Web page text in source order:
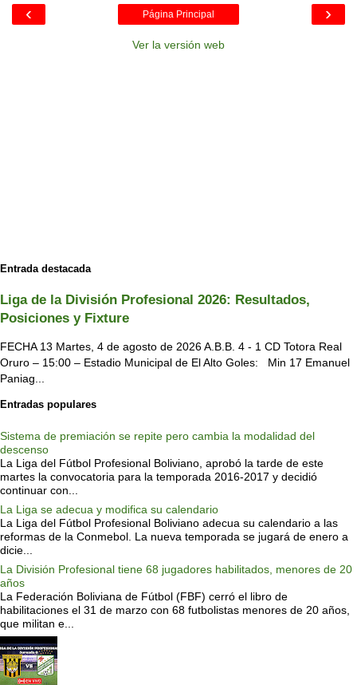
‹ ›
Página Principal
Ver la versión web
Entrada destacada
Liga de la División Profesional 2026: Resultados,
Posiciones y Fixture
FECHA 13 Martes, 4 de agosto de 2026 A.B.B. 4 - 1 CD Totora Real
Oruro – 15:00 – Estadio Municipal de El Alto Goles: Min 17 Emanuel
Paniag...
Entradas populares
Sistema de premiación se repite pero cambia la modalidad del
descenso
La Liga del Fútbol Profesional Boliviano, aprobó la tarde de este
martes la convocatoria para la temporada 2016-2017 y decidió
continuar con...
La Liga se adecua y modifica su calendario
La Liga del Fútbol Profesional Boliviano adecua su calendario a las
reformas de la Conmebol. La nueva temporada se jugará de enero a
dicie...
La División Profesional tiene 68 jugadores habilitados, menores de 20
años
La Federación Boliviana de Fútbol (FBF) cerró el libro de
habilitaciones el 31 de marzo con 68 futbolistas menores de 20 años,
que militan e...